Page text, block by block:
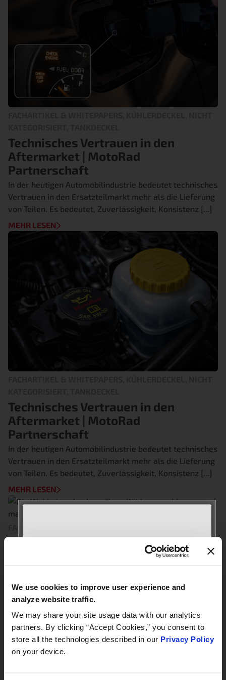
We use cookies to improve user experience and
analyze website traffic.
We may share your site usage data with our analytics
partners. By clicking “Accept Cookies,” you consent to
store all the technologies described in our Privacy Policy
on your device.
Technisches Vertrauen in den
Aftermarket | MotoRad
Partnerschaft
In der heutigen Automobilindustrie bedeutet technisches
Vertrauen in den Ersatzteilmarkt mehr als die Lieferung
von Teilen. Es bedeutet, Zuverlässigkeit, Konsistenz [...]
MEHR LESEN
Technisches Vertrauen in den
Aftermarket | MotoRad
Partnerschaft
In der heutigen Automobilindustrie bedeutet technisches
Vertrauen in den Ersatzteilmarkt mehr als die Lieferung
von Teilen. Es bedeutet, Zuverlässigkeit, Konsistenz [...]
MEHR LESEN
Die Wahl eines hochwertigen
Kühlerverschlusses macht einen
Wenn es darum geht, die Spitzenleistung und
Lebensdauer Ihres Fahrzeugmotors aufrechtzuerhalten,
Hauptkomponenten wie dem [...]
MEHR LESEN
MEET WITH US AT
September 8–12, 2026
Book your meeting NOW